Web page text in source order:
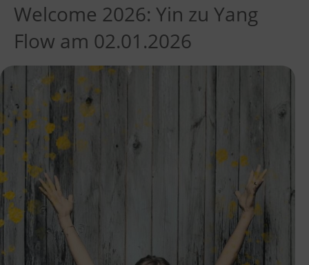
Welcome 2026: Yin zu Yang
Flow am 02.01.2026